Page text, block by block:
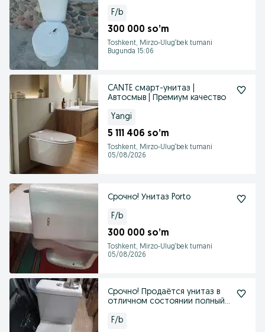
F/b
300 000 so’m
Toshkent, Mirzo-Ulug‘bek tumani
Bugunda 15:06
CANTE смарт-унитаз |
Автосмыв | Премиум качество
Yangi
5 111 406 so’m
Toshkent, Mirzo-Ulug‘bek tumani
05/08/2026
Срочно! Унитаз Porto
F/b
300 000 so’m
Toshkent, Mirzo-Ulug‘bek tumani
05/08/2026
Срочно! Продаётся унитаз в
отличном состоянии полный
F/b